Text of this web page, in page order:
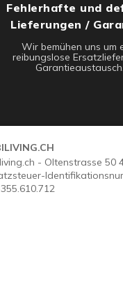
Fehlerhafte und
Lieferungen /
Wir bemühen uns um
reibungslose
Garantieaustausch.
- Oltenstrasse 50